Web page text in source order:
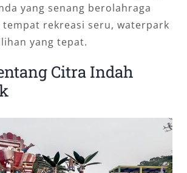
yang senang berolahraga
rekreasi seru, waterpark
yang tepat.
Citra Indah